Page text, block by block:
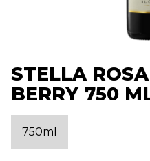
STELLA
BERRY 750
750ml